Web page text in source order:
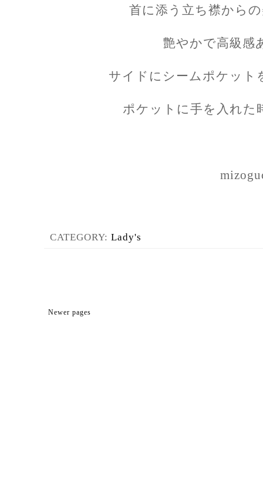
首に添う立ち襟から
艶やかで高級感
サイドにシームポケット
ポケットに手を入れた
CATEGORY: Lady's
Newer pages